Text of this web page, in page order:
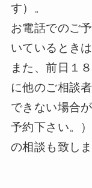
す）。
お電話でのご
いているとき
また、前日１
に他のご相談
できない場合
予約下さい。
の相談も致しま